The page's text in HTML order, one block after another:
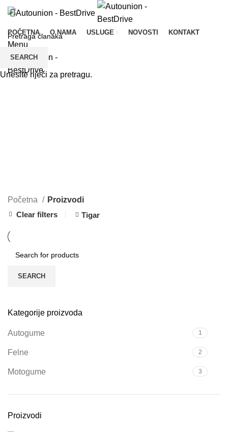
POČETNA O NAMA USLUGE NOVOSTI KONTAKT
Menu
Kategorije proizvoda
Autogume 1
Felne 2
Motogume 3
Proizvodi
Početna
Proizvodi
Clear filters
Tigar
SEARCH
SEARCH
Unesite riječi za pretragu.